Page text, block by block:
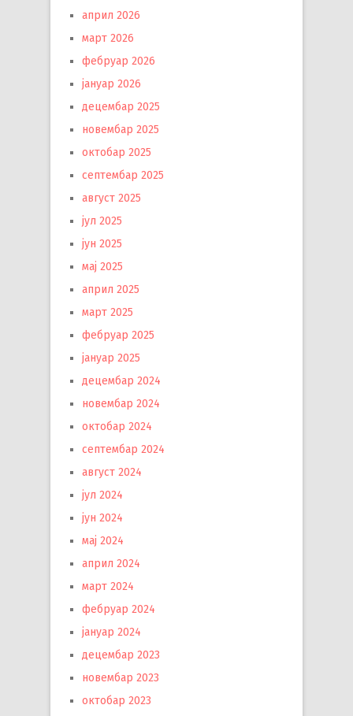
април 2026
март 2026
фебруар 2026
јануар 2026
децембар 2025
новембар 2025
октобар 2025
септембар 2025
август 2025
јул 2025
јун 2025
мај 2025
април 2025
март 2025
фебруар 2025
јануар 2025
децембар 2024
новембар 2024
октобар 2024
септембар 2024
август 2024
јул 2024
јун 2024
мај 2024
април 2024
март 2024
фебруар 2024
јануар 2024
децембар 2023
новембар 2023
октобар 2023